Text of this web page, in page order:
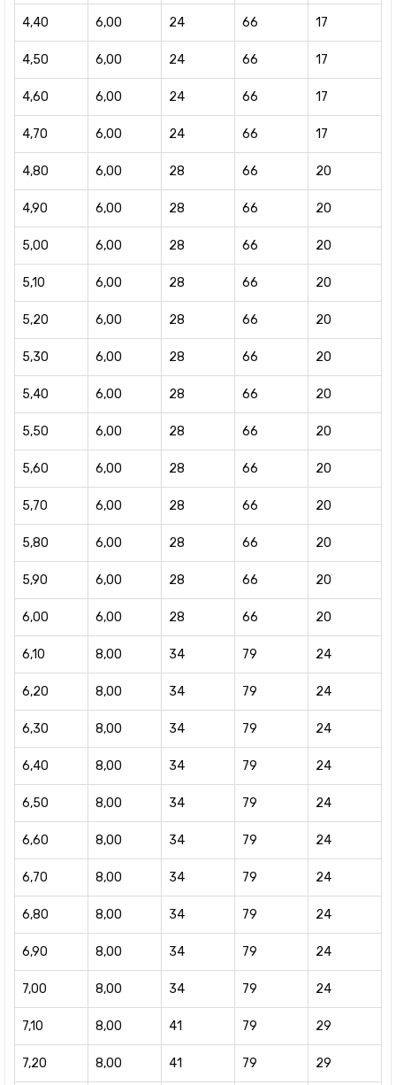
4,40 6,00 24 66 17
4,50 6,00 24 66 17
4,60 6,00 24 66 17
4,70 6,00 24 66 17
4,80 6,00 28 66 20
4,90 6,00 28 66 20
5,00 6,00 28 66 20
5,10 6,00 28 66 20
5,20 6,00 28 66 20
5,30 6,00 28 66 20
5,40 6,00 28 66 20
5,50 6,00 28 66 20
5,60 6,00 28 66 20
5,70 6,00 28 66 20
5,80 6,00 28 66 20
5,90 6,00 28 66 20
6,00 6,00 28 66 20
6,10 8,00 34 79 24
6,20 8,00 34 79 24
6,30 8,00 34 79 24
6,40 8,00 34 79 24
6,50 8,00 34 79 24
6,60 8,00 34 79 24
6,70 8,00 34 79 24
6,80 8,00 34 79 24
6,90 8,00 34 79 24
7,00 8,00 34 79 24
7,10 8,00 41 79 29
7,20 8,00 41 79 29